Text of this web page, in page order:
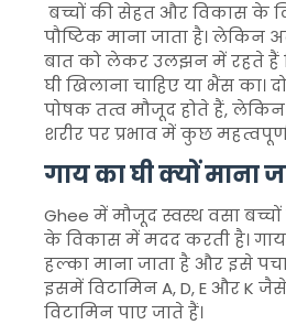
बच्चों की सेहत और विकास के
पौष्टिक माना जाता है। लेकिन
बात को लेकर उलझन में रहते हैं
घी खिलाना चाहिए या भैंस का।
पोषक तत्व मौजूद होते हैं,
शरीर पर प्रभाव में कुछ
गाय का घी क्यों माना
Ghee में मौजूद स्वस्थ वसा
के विकास में मदद करती है।
हल्का माना जाता है और इसे
इसमें विटामिन A, D, E और K
विटामिन पाए जाते हैं।